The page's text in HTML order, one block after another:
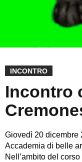
INCONTRO
Incontro
Giovedì 20 dicembre
Accademia di belle
Nell’ambito del corso